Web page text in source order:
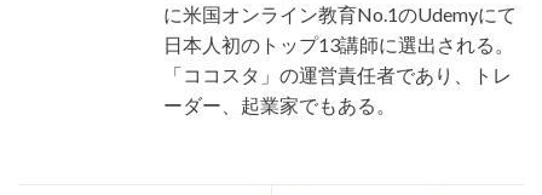
に米国オンライン教育No.1のUdemyにて
日本人初のトップ13講師に選出される。
「ココスタ」の運営責任者であり、トレ
ーダー、起業家でもある。